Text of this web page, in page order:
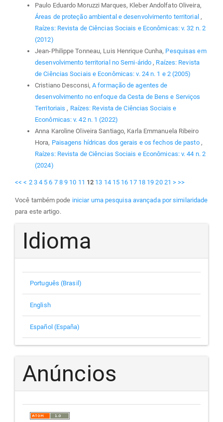
Paulo Eduardo Moruzzi Marques, Kleber Andolfato Oliveira,
Áreas de proteção ambiental e desenvolvimento territorial ,
Raízes: Revista de Ciências Sociais e Econômicas: v. 32 n. 2
(2012)
Jean-Philippe Tonneau, Luis Henrique Cunha, Pesquisas em
desenvolvimento territorial no Semi-árido , Raízes: Revista
de Ciências Sociais e Econômicas: v. 24 n. 1 e 2 (2005)
Cristiano Desconsi, A formação de agentes de
desenvolvimento no enfoque da Cesta de Bens e Serviços
Territoriais , Raízes: Revista de Ciências Sociais e
Econômicas: v. 42 n. 1 (2022)
Anna Karoline Oliveira Santiago, Karla Emmanuela Ribeiro
Hora, Paisagens hídricas dos gerais e os fechos de pasto ,
Raízes: Revista de Ciências Sociais e Econômicas: v. 44 n. 2
(2024)
<< < 2 3 4 5 6 7 8 9 10 11 12 13 14 15 16 17 18 19 20 21 > >>
Você também pode iniciar uma pesquisa avançada por similaridade
para este artigo.
Idioma
Português (Brasil)
English
Español (España)
Anúncios